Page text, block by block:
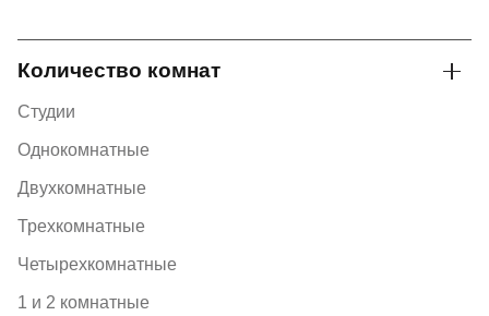
Количество комнат
Студии
Однокомнатные
Двухкомнатные
Трехкомнатные
Четырехкомнатные
1 и 2 комнатные